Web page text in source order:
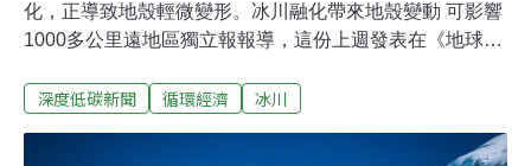
化，正導致地殼輕微變形。冰川融化帶來地殼變動 可影響
1000多公里遠地區獨立報報導，這份上週發表在《地球物
研究稱，隨著全球冰蓋和冰川融化，水重新分配到全球海
大學學者考森（Sophie Coulson）等參與研究的科學家們
深度低碳新聞 循環經濟 冰川